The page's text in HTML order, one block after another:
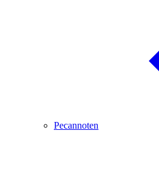
Pecannoten